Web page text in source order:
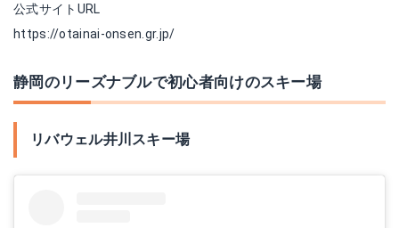
公式サイトURL
https://otainai-onsen.gr.jp/
静岡のリーズナブルで初心者向けのスキー場
リバウェル井川スキー場